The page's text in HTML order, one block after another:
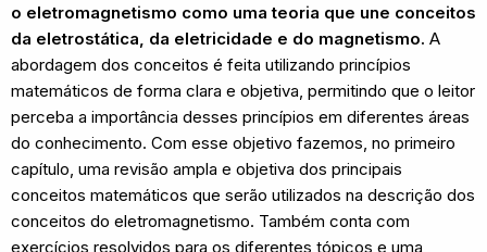
o eletromagnetismo como uma teoria que une conceitos
da eletrostática, da eletricidade e do magnetismo. A
abordagem dos conceitos é feita utilizando princípios
matemáticos de forma clara e objetiva, permitindo que o leitor
perceba a importância desses princípios em diferentes áreas
do conhecimento. Com esse objetivo fazemos, no primeiro
capítulo, uma revisão ampla e objetiva dos principais
conceitos matemáticos que serão utilizados na descrição dos
conceitos do eletromagnetismo. Também conta com
exercícios resolvidos para os diferentes tópicos e uma